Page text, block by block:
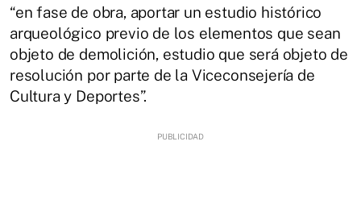
“en fase de obra, aportar un estudio histórico
arqueológico previo de los elementos que sean
objeto de demolición, estudio que será objeto de
resolución por parte de la Viceconsejería de
Cultura y Deportes”.